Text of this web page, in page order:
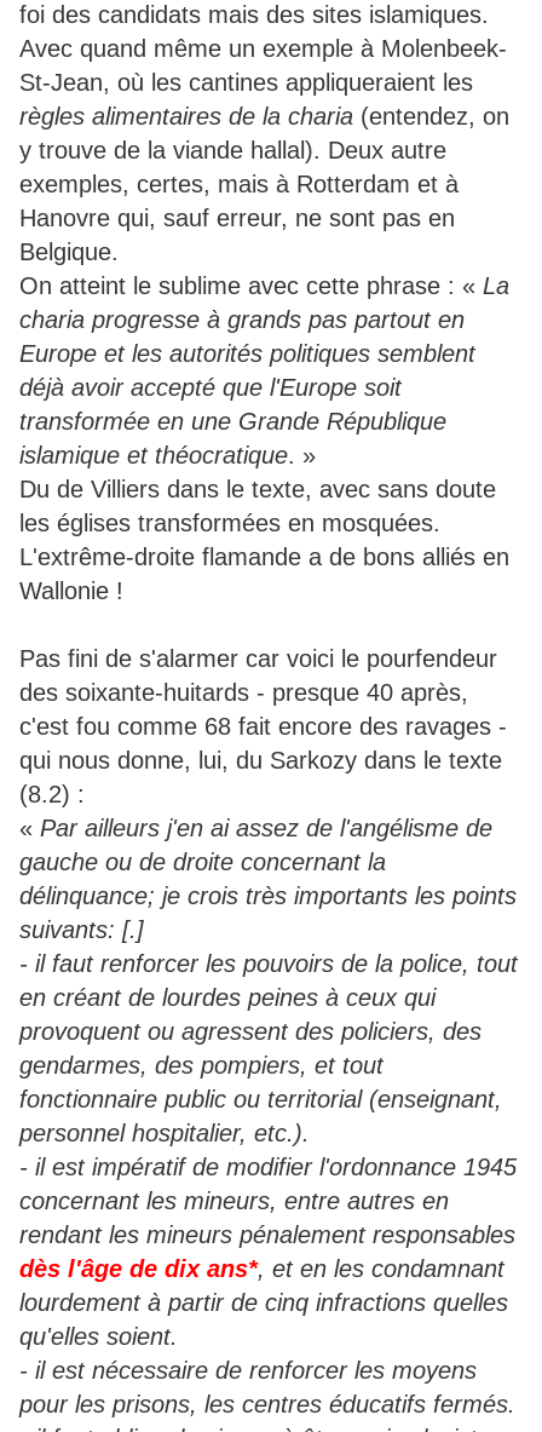
foi des candidats mais des sites islamiques.
Avec quand même un exemple à Molenbeek-
St-Jean, où les cantines appliqueraient les
règles alimentaires de la charia (entendez, on
y trouve de la viande hallal). Deux autre
exemples, certes, mais à Rotterdam et à
Hanovre qui, sauf erreur, ne sont pas en
Belgique.
On atteint le sublime avec cette phrase : « La
charia progresse à grands pas partout en
Europe et les autorités politiques semblent
déjà avoir accepté que l'Europe soit
transformée en une Grande République
islamique et théocratique. »
Du de Villiers dans le texte, avec sans doute
les églises transformées en mosquées.
L'extrême-droite flamande a de bons alliés en
Wallonie !
Pas fini de s'alarmer car voici le pourfendeur
des soixante-huitards - presque 40 après,
c'est fou comme 68 fait encore des ravages -
qui nous donne, lui, du Sarkozy dans le texte
(8.2) :
« Par ailleurs j'en ai assez de l'angélisme de
gauche ou de droite concernant la
délinquance; je crois très importants les points
suivants: [.]
- il faut renforcer les pouvoirs de la police, tout
en créant de lourdes peines à ceux qui
provoquent ou agressent des policiers, des
gendarmes, des pompiers, et tout
fonctionnaire public ou territorial (enseignant,
personnel hospitalier, etc.).
- il est impératif de modifier l'ordonnance 1945
concernant les mineurs, entre autres en
rendant les mineurs pénalement responsables
dès l'âge de dix ans*, et en les condamnant
lourdement à partir de cinq infractions quelles
qu'elles soient.
- il est nécessaire de renforcer les moyens
pour les prisons, les centres éducatifs fermés.